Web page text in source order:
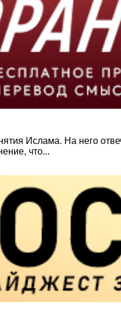
Ислама. На него​
что...